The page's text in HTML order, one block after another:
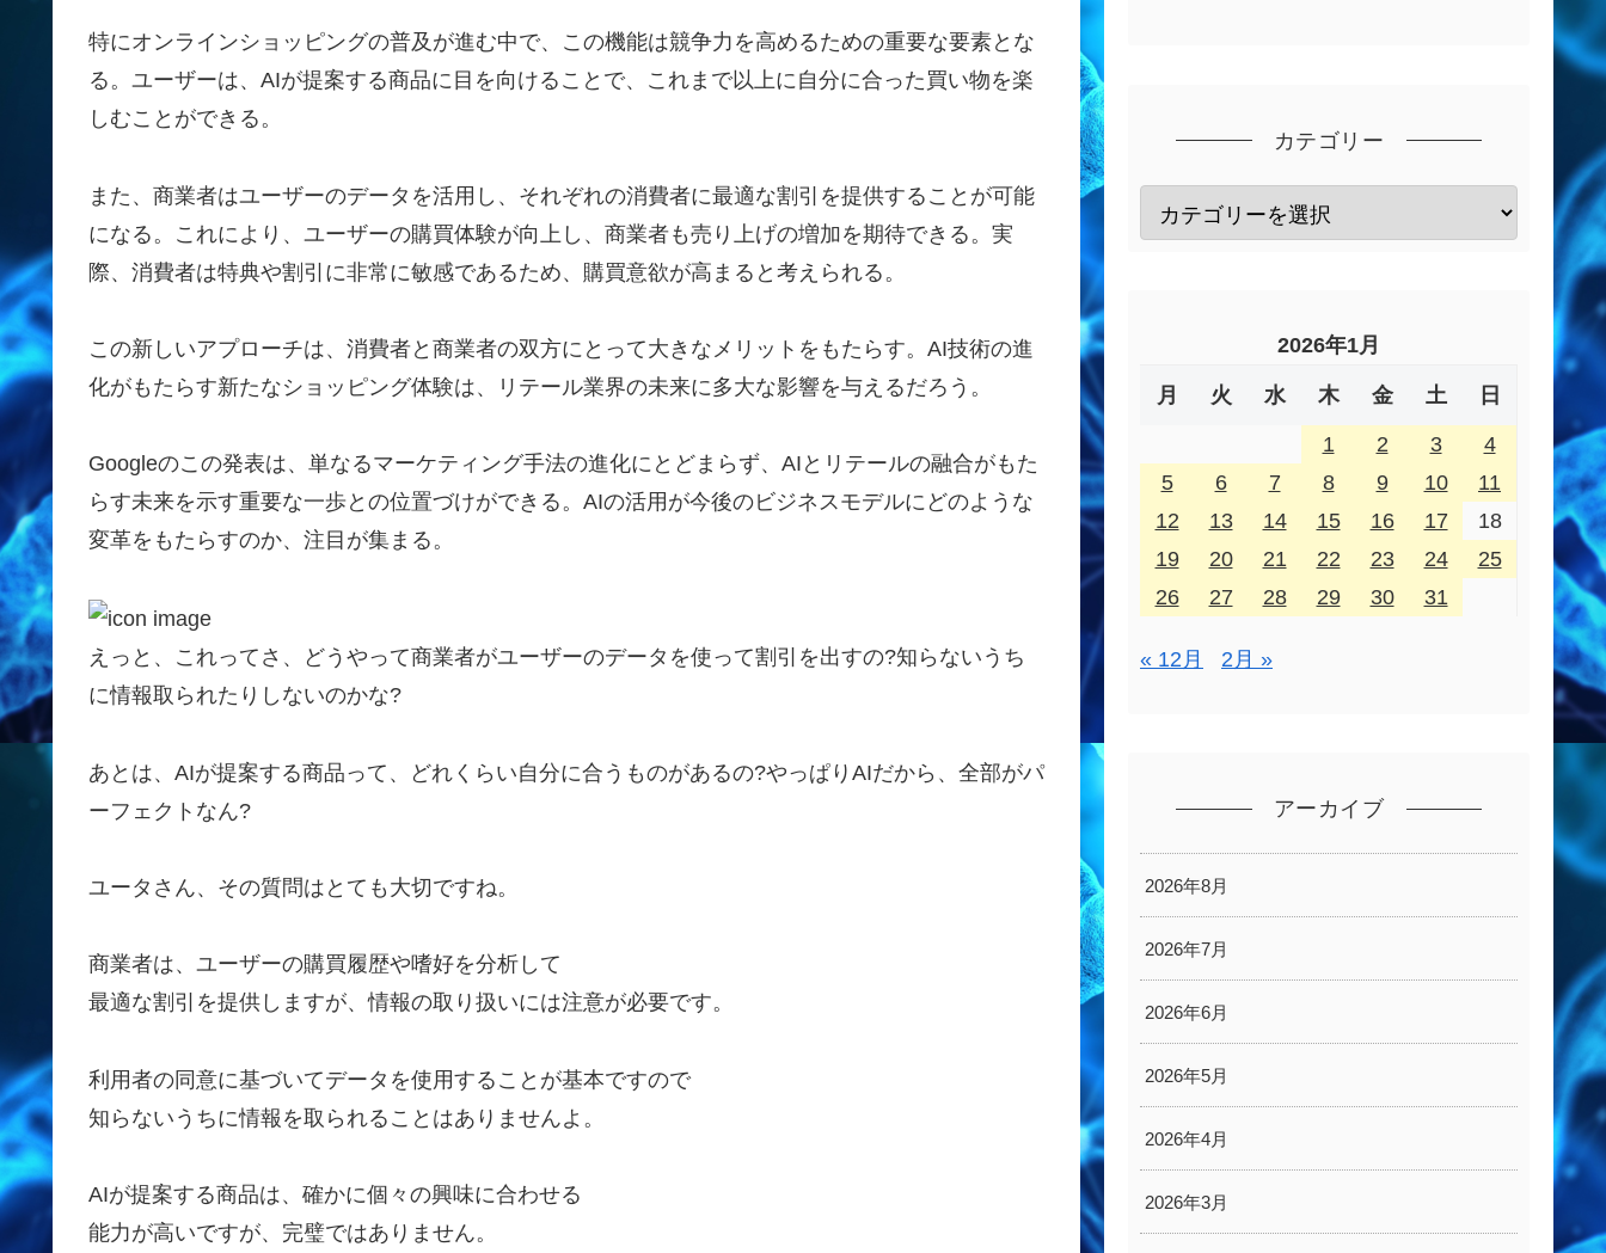
特にオンラインショッピングの普及が進む中で、この機能は競争力を高めるための重要な要素とな
る。ユーザーは、AIが提案する商品に目を向けることで、これまで以上に自分に合った買い物を楽
しむことができる。
また、商業者はユーザーのデータを活用し、それぞれの消費者に最適な割引を提供することが可能
になる。これにより、ユーザーの購買体験が向上し、商業者も売り上げの増加を期待できる。実
際、消費者は特典や割引に非常に敏感であるため、購買意欲が高まると考えられる。
この新しいアプローチは、消費者と商業者の双方にとって大きなメリットをもたらす。AI技術の進
化がもたらす新たなショッピング体験は、リテール業界の未来に多大な影響を与えるだろう。
Googleのこの発表は、単なるマーケティング手法の進化にとどまらず、AIとリテールの融合がもた
らす未来を示す重要な一歩との位置づけができる。AIの活用が今後のビジネスモデルにどのような
変革をもたらすのか、注目が集まる。
えっと、これってさ、どうやって商業者がユーザーのデータを使って割引を出すの?知らないうち
に情報取られたりしないのかな?
あとは、AIが提案する商品って、どれくらい自分に合うものがあるの?やっぱりAIだから、全部がパ
ーフェクトなん?
ユータさん、その質問はとても大切ですね。
商業者は、ユーザーの購買履歴や嗜好を分析して
最適な割引を提供しますが、情報の取り扱いには注意が必要です。
利用者の同意に基づいてデータを使用することが基本ですので
知らないうちに情報を取られることはありませんよ。
AIが提案する商品は、確かに個々の興味に合わせる
能力が高いですが、完璧ではありません。
カテゴリー
2026年1月
月 火 水 木 金 土 日
1 2 3
4
5
6 7 8 9 10
11
12
13 14 15 16 17
18
19
20 21 22 23 24
25
26
27 28 29 30 31
« 12月 2月 »
アーカイブ
2026年8月
2026年7月
2026年6月
2026年5月
2026年4月
2026年3月